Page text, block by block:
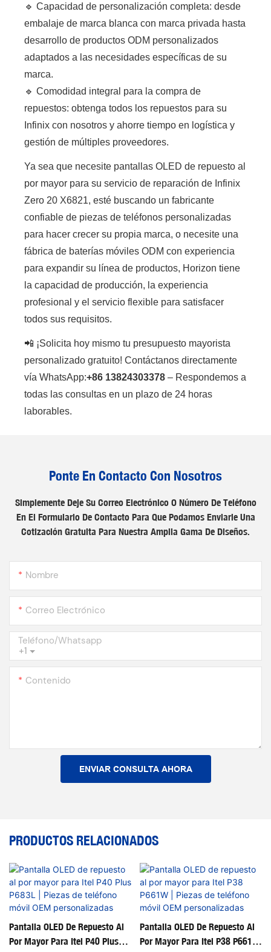
🔹 Capacidad de personalización completa: desde
embalaje de marca blanca con marca privada hasta
desarrollo de productos ODM personalizados
adaptados a las necesidades específicas de su
marca.
🔹 Comodidad integral para la compra de
repuestos: obtenga todos los repuestos para su
Infinix con nosotros y ahorre tiempo en logística y
gestión de múltiples proveedores.
Ya sea que necesite pantallas OLED de repuesto al
por mayor para su servicio de reparación de Infinix
Zero 20 X6821, esté buscando un fabricante
confiable de piezas de teléfonos personalizadas
para hacer crecer su propia marca, o necesite una
fábrica de baterías móviles ODM con experiencia
para expandir su línea de productos, Horizon tiene
la capacidad de producción, la experiencia
profesional y el servicio flexible para satisfacer
todos sus requisitos.
📲 ¡Solicita hoy mismo tu presupuesto mayorista
personalizado gratuito! Contáctanos directamente
vía WhatsApp:+86 13824303378 – Respondemos a
todas las consultas en un plazo de 24 horas
laborables.
Ponte En Contacto Con Nosotros
Simplemente Deje Su Correo Electrónico O Número De Teléfono
En El Formulario De Contacto Para Que Podamos Enviarle Una
Cotización Gratuita Para Nuestra Amplia Gama De Diseños.
Nombre
Correo Electrónico
+1
Teléfono/whatsapp
Contenido
ENVIAR CONSULTA AHORA
PRODUCTOS RELACIONADOS
Pantalla OLED De Repuesto Al
Por Mayor Para Itel P40 Plus
Pantalla OLED De Repuesto Al
Por Mayor Para Itel P38 P661W